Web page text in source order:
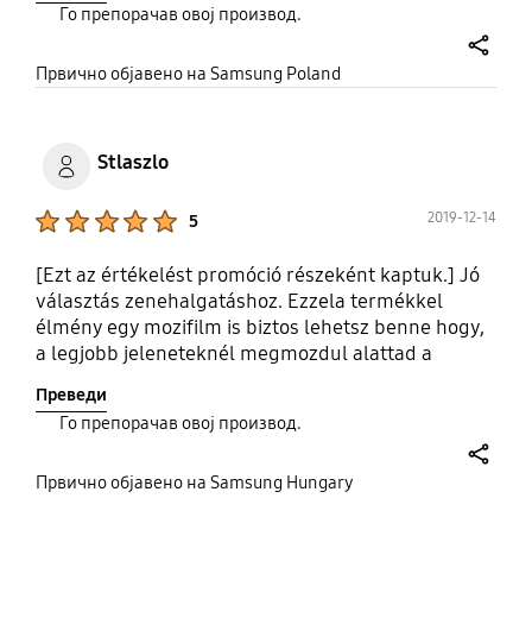
Го препорачав овој производ.
Првично објавено на Samsung Poland
Stlaszlo
5 2019-12-14
[Ezt az értékelést promóció részeként kaptuk.] Jó
választás zenehalgatáshoz. Ezzela termékkel
élmény egy mozifilm is biztos lehetsz benne hogy,
a legjobb jeleneteknél megmozdul alattad a
Преведи
Го препорачав овој производ.
Првично објавено на Samsung Hungary